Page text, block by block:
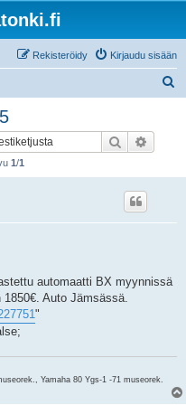
Kirjaudu sisään
Rekisteröidy
Etsi
1/1
automaatti BX myynnissä
Auto Jämsässä.
"
Yamaha 80 Ygs-1 -71 museorek.